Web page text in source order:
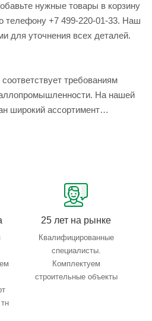
нужные товары в корзину
телефону +7 499-220-01-33. Наш
для уточнения всех деталей.
требованиям
На нашей
широкий ассортимент
25 лет на рынке
Квалифицированные
специалисты.
Комплектуем
строительные объекты